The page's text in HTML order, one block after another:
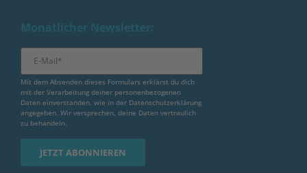
Monatlicher Newsletter:
Mit dem Absenden dieses Formulars erklärst du dich
mit der Verarbeitung deiner personenbezogenen
Daten einverstanden, wie in der Datenschutzerklärung
angegeben. Wir versprechen, deine Daten vertraulich
zu behandeln.